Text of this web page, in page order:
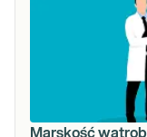
Marskość